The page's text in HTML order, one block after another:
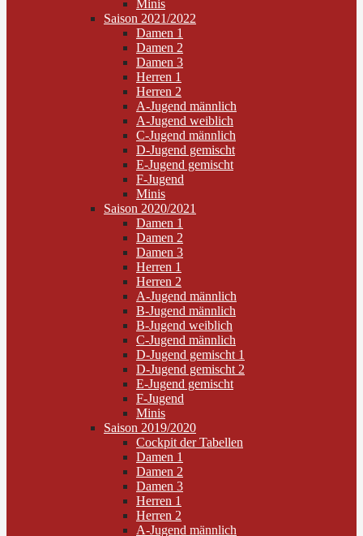
Minis
Saison 2021/2022
Damen 1
Damen 2
Damen 3
Herren 1
Herren 2
A-Jugend männlich
A-Jugend weiblich
C-Jugend männlich
D-Jugend gemischt
E-Jugend gemischt
F-Jugend
Minis
Saison 2020/2021
Damen 1
Damen 2
Damen 3
Herren 1
Herren 2
A-Jugend männlich
B-Jugend männlich
B-Jugend weiblich
C-Jugend männlich
D-Jugend gemischt 1
D-Jugend gemischt 2
E-Jugend gemischt
F-Jugend
Minis
Saison 2019/2020
Cockpit der Tabellen
Damen 1
Damen 2
Damen 3
Herren 1
Herren 2
A-Jugend männlich